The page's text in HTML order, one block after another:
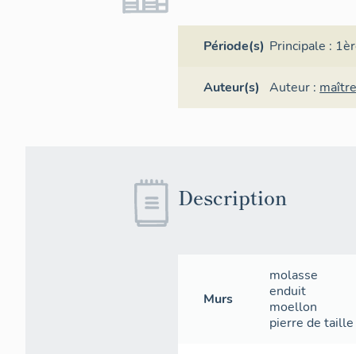
Période(s) Principale :
Auteur(s) Auteur :
Description
Murs
molasse
enduit
moellon
pierre de taille